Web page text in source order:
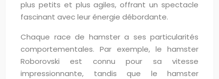
plus petits et plus agiles, offrant un spectacle
fascinant avec leur énergie débordante.
Chaque race de hamster a ses particularités
comportementales. Par exemple, le hamster
Roborovski est connu pour sa vitesse
impressionnante, tandis que le hamster